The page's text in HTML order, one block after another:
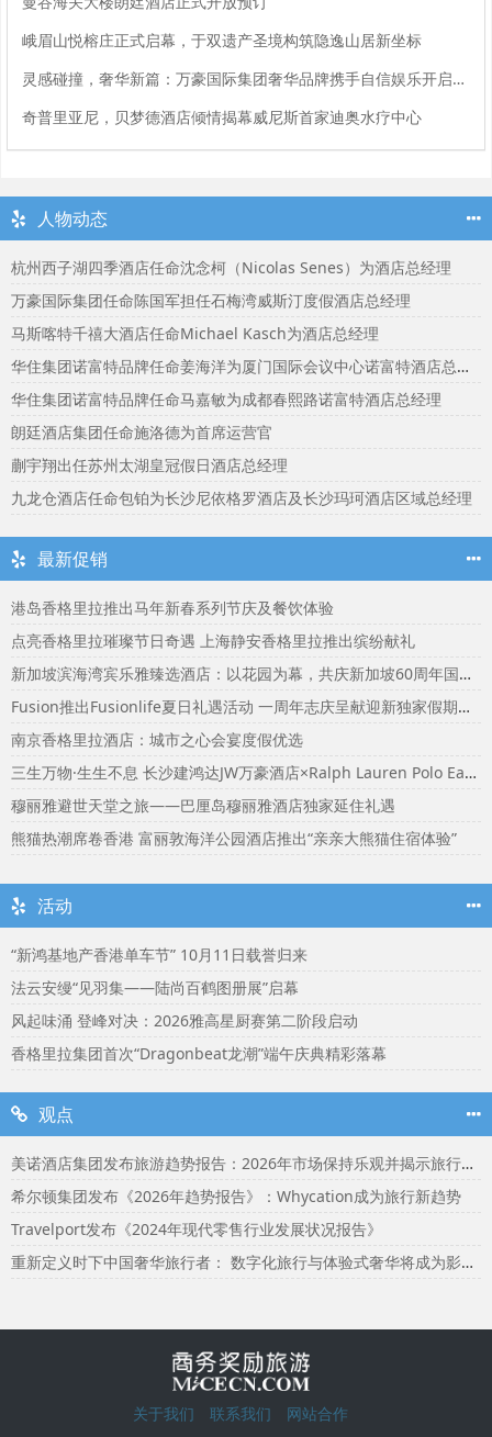
峨眉山悦榕庄正式启幕，于双遗产圣境构筑隐逸山居新坐标
灵感碰撞，奢华新篇：万豪国际集团奢华品牌携手自信娱乐开启大中华区品牌合作
奇普里亚尼，贝梦德酒店倾情揭幕威尼斯首家迪奥水疗中心
人物动态
杭州西子湖四季酒店任命沈念柯（Nicolas Senes）为酒店总经理
万豪国际集团任命陈国军担任石梅湾威斯汀度假酒店总经理
马斯喀特千禧大酒店任命Michael Kasch为酒店总经理
华住集团诺富特品牌任命姜海洋为厦门国际会议中心诺富特酒店总经理
华住集团诺富特品牌任命马嘉敏为成都春熙路诺富特酒店总经理
朗廷酒店集团任命施洛德为首席运营官
蒯宇翔出任苏州太湖皇冠假日酒店总经理
九龙仓酒店任命包铂为长沙尼依格罗酒店及长沙玛珂酒店区域总经理
最新促销
港岛香格里拉推出马年新春系列节庆及餐饮体验
点亮香格里拉璀璨节日奇遇 上海静安香格里拉推出缤纷献礼
新加坡滨海湾宾乐雅臻选酒店：以花园为幕，共庆新加坡60周年国庆盛宴
Fusion推出Fusionlife夏日礼遇活动 一周年志庆呈献迎新独家假期奖赏
南京香格里拉酒店：城市之心会宴度假优选
三生万物·生生不息 长沙建鸿达JW万豪酒店×Ralph Lauren Polo Earth开启可持续生活旅行美学
穆丽雅避世天堂之旅——巴厘岛穆丽雅酒店独家延住礼遇
熊猫热潮席卷香港 富丽敦海洋公园酒店推出“亲亲大熊猫住宿体验”
活动
“新鸿基地产香港单车节” 10月11日载誉归来
法云安缦“见羽集——陆尚百鹤图册展”启幕
风起味涌 登峰对决：2026雅高星厨赛第二阶段启动
香格里拉集团首次“Dragonbeat龙潮”端午庆典精彩落幕
观点
美诺酒店集团发布旅游趋势报告：2026年市场保持乐观并揭示旅行者渴望联结
希尔顿集团发布《2026年趋势报告》：Whycation成为旅行新趋势
Travelport发布《2024年现代零售行业发展状况报告》
重新定义时下中国奢华旅行者： 数字化旅行与体验式奢华将成为影响2024年旅行选择的关键词
关于我们 联系我们 网站合作